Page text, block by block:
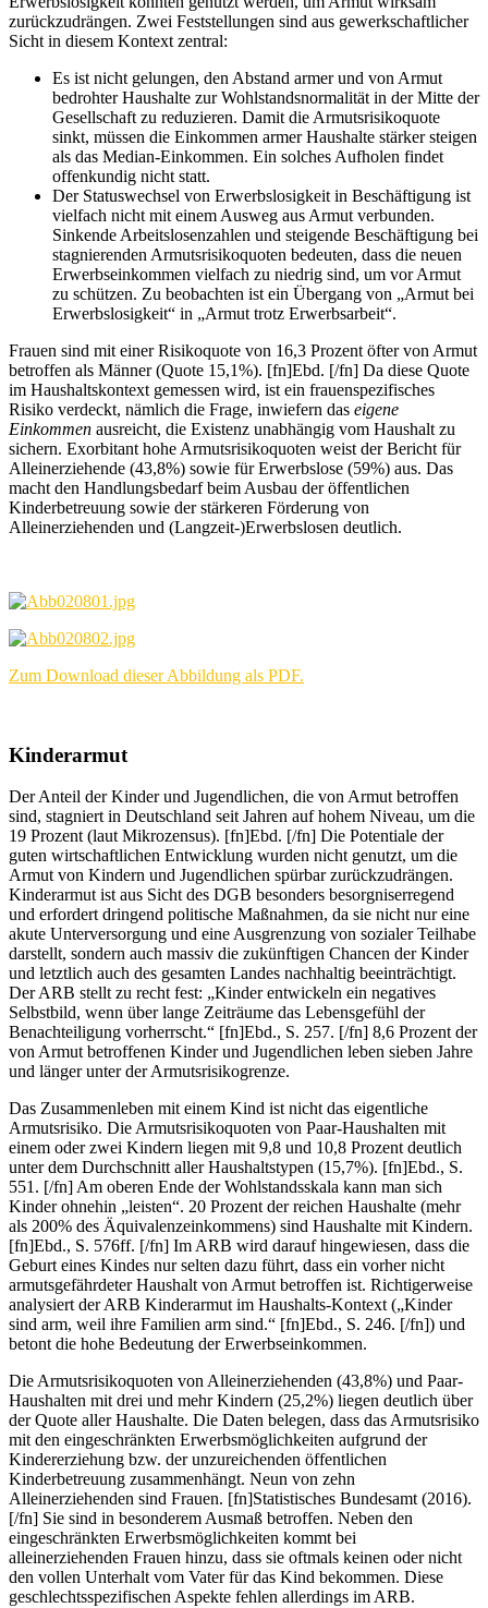
zurückzudrängen. Zwei Feststellungen sind aus gewerkschaftlicher
Sicht in diesem Kontext zentral:
Es ist nicht gelungen, den Abstand armer und von Armut
bedrohter Haushalte zur Wohlstandsnormalität in der Mitte der
Gesellschaft zu reduzieren. Damit die Armutsrisikoquote
sinkt, müssen die Einkommen armer Haushalte stärker steigen
als das Median-Einkommen. Ein solches Aufholen findet
offenkundig nicht statt.
Der Statuswechsel von Erwerbslosigkeit in Beschäftigung ist
vielfach nicht mit einem Ausweg aus Armut verbunden.
Sinkende Arbeitslosenzahlen und steigende Beschäftigung bei
stagnierenden Armutsrisikoquoten bedeuten, dass die neuen
Erwerbseinkommen vielfach zu niedrig sind, um vor Armut
zu schützen. Zu beobachten ist ein Übergang von „Armut bei
Erwerbslosigkeit“ in „Armut trotz Erwerbsarbeit“.
Frauen sind mit einer Risikoquote von 16,3 Prozent öfter von Armut
betroffen als Männer (Quote 15,1%). [fn]Ebd. [/fn] Da diese Quote
im Haushaltskontext gemessen wird, ist ein frauenspezifisches
Risiko verdeckt, nämlich die Frage, inwiefern das eigene
Einkommen ausreicht, die Existenz unabhängig vom Haushalt zu
sichern. Exorbitant hohe Armutsrisikoquoten weist der Bericht für
Alleinerziehende (43,8%) sowie für Erwerbslose (59%) aus. Das
macht den Handlungsbedarf beim Ausbau der öffentlichen
Kinderbetreuung sowie der stärkeren Förderung von
Alleinerziehenden und (Langzeit-)Erwerbslosen deutlich.
Zum Download dieser Abbildung als PDF.
Kinderarmut
Der Anteil der Kinder und Jugendlichen, die von Armut betroffen
sind, stagniert in Deutschland seit Jahren auf hohem Niveau, um die
19 Prozent (laut Mikrozensus). [fn]Ebd. [/fn] Die Potentiale der
guten wirtschaftlichen Entwicklung wurden nicht genutzt, um die
Armut von Kindern und Jugendlichen spürbar zurückzudrängen.
Kinderarmut ist aus Sicht des DGB besonders besorgniserregend
und erfordert dringend politische Maßnahmen, da sie nicht nur eine
akute Unterversorgung und eine Ausgrenzung von sozialer Teilhabe
darstellt, sondern auch massiv die zukünftigen Chancen der Kinder
und letztlich auch des gesamten Landes nachhaltig beeinträchtigt.
Der ARB stellt zu recht fest: „Kinder entwickeln ein negatives
Selbstbild, wenn über lange Zeiträume das Lebensgefühl der
Benachteiligung vorherrscht.“ [fn]Ebd., S. 257. [/fn] 8,6 Prozent der
von Armut betroffenen Kinder und Jugendlichen leben sieben Jahre
und länger unter der Armutsrisikogrenze.
Das Zusammenleben mit einem Kind ist nicht das eigentliche
Armutsrisiko. Die Armutsrisikoquoten von Paar-Haushalten mit
einem oder zwei Kindern liegen mit 9,8 und 10,8 Prozent deutlich
unter dem Durchschnitt aller Haushaltstypen (15,7%). [fn]Ebd., S.
551. [/fn] Am oberen Ende der Wohlstandsskala kann man sich
Kinder ohnehin „leisten“. 20 Prozent der reichen Haushalte (mehr
als 200% des Äquivalenzeinkommens) sind Haushalte mit Kindern.
[fn]Ebd., S. 576ff. [/fn] Im ARB wird darauf hingewiesen, dass die
Geburt eines Kindes nur selten dazu führt, dass ein vorher nicht
armutsgefährdeter Haushalt von Armut betroffen ist. Richtigerweise
analysiert der ARB Kinderarmut im Haushalts-Kontext („Kinder
sind arm, weil ihre Familien arm sind.“ [fn]Ebd., S. 246. [/fn]) und
betont die hohe Bedeutung der Erwerbseinkommen.
Die Armutsrisikoquoten von Alleinerziehenden (43,8%) und Paar-
Haushalten mit drei und mehr Kindern (25,2%) liegen deutlich über
der Quote aller Haushalte. Die Daten belegen, dass das Armutsrisiko
mit den eingeschränkten Erwerbsmöglichkeiten aufgrund der
Kindererziehung bzw. der unzureichenden öffentlichen
Kinderbetreuung zusammenhängt. Neun von zehn
Alleinerziehenden sind Frauen. [fn]Statistisches Bundesamt (2016).
[/fn] Sie sind in besonderem Ausmaß betroffen. Neben den
eingeschränkten Erwerbsmöglichkeiten kommt bei
alleinerziehenden Frauen hinzu, dass sie oftmals keinen oder nicht
den vollen Unterhalt vom Vater für das Kind bekommen. Diese
geschlechtsspezifischen Aspekte fehlen allerdings im ARB.